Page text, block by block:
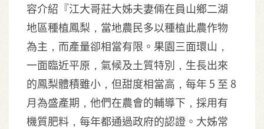
容介紹『江大哥莊大姊夫妻倆在員山鄉二湖
地區種植鳳梨，當地農民多以種植此農作物
為主，而產量卻相當有限。果園三面環山，
一面臨近平原，氣候及土質特別，生長出來
的鳳梨體積雖小，但甜度相當高，每年 5 至 8
月為盛產期，他們在農會的輔導下，採用有
機質肥料，每年都通過政府的認證。大姊常